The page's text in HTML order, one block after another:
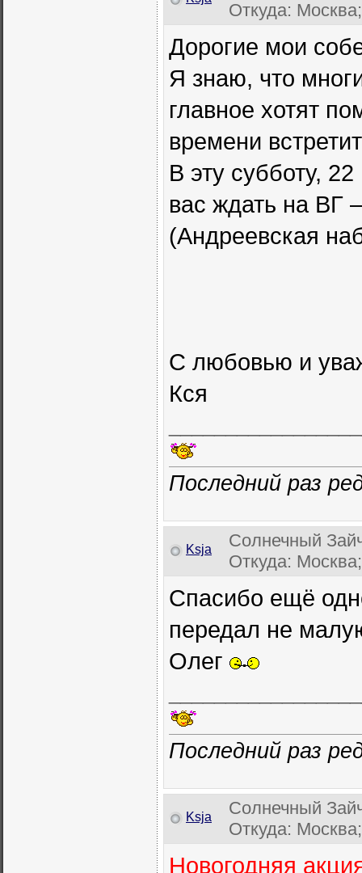
Откуда:
Дорогие мои
Я знаю, что
главное хотят
времени
В эту субботу,
вас ждать на ВГ
(Андреевская
С любовью и
Кся
Последний раз
Ksja
Солнечный
Откуда:
Спасибо ещё
передал не
Олег
Последний раз
Ksja
Солнечный
Откуда:
Новогодняя